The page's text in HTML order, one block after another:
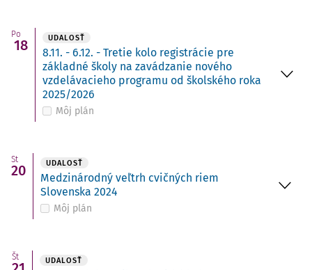
Po
18 UDALOSŤ
8.11. - 6.12. - Tretie kolo registrácie pre
základné školy na zavádzanie nového
vzdelávacieho programu od školského roka
2025/2026
Môj plán
St
20 UDALOSŤ
Medzinárodný veľtrh cvičných riem
Slovenska 2024
Môj plán
Št UDALOSŤ